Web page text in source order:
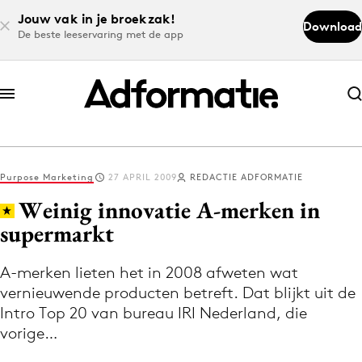
Jouw vak in je broekzak!
De beste leeservaring met de app
Download
Abonneer nu
Abonneer nu
Log in
Volg het laatste nieuws via de Adformatie
Nieuws app
Purpose Marketing 27 APRIL 2009 REDACTIE ADFORMATIE
Weinig innovatie A-merken in
supermarkt
A-merken lieten het in 2008 afweten wat
vernieuwende producten betreft. Dat blijkt uit de
Intro Top 20 van bureau IRI Nederland, die
vorige…